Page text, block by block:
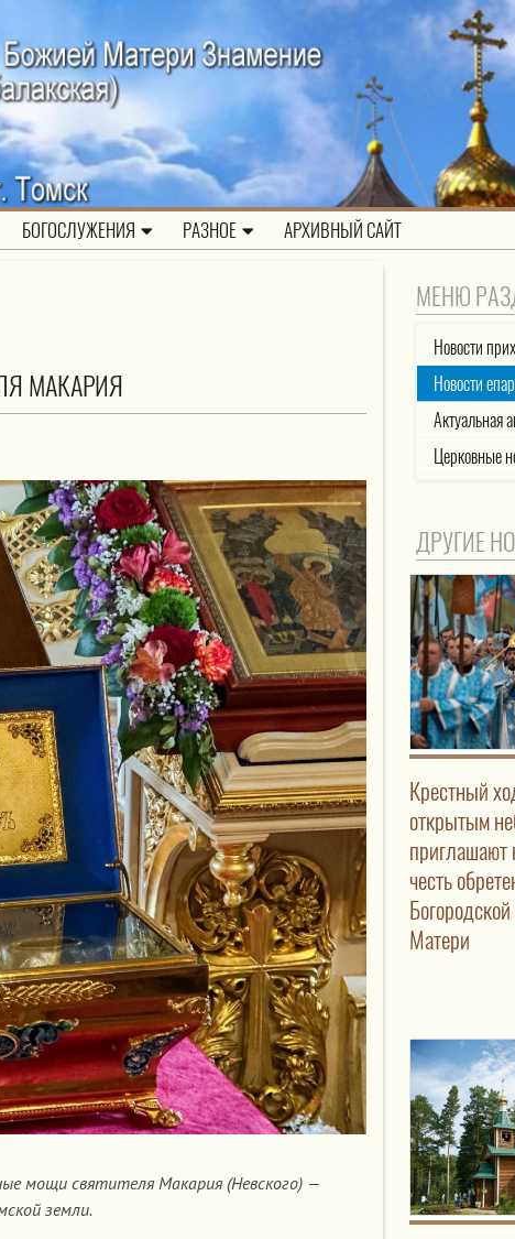
БОГОСЛУЖЕНИЯ РАЗНОЕ АРХИВНЫЙ САЙТ
МАКАРИЯ
мощи святителя Макария (Невского) —
земли.
МЕНЮ
Новости
Новости
Актуальная
Церковные
ДРУГИЕ
Крестный
открытым
приглашают
честь
Матери